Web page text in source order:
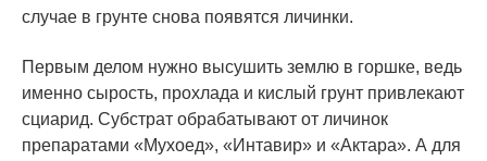
случае в грунте снова появятся личинки.
Первым делом нужно высушить землю в горшке, ведь
именно сырость, прохлада и кислый грунт привлекают
сциарид. Субстрат обрабатывают от личинок
препаратами «Мухоед», «Интавир» и «Актара». А для